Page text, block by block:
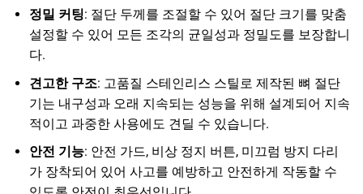
정밀 커팅: 절단 두께를 조절할 수 있어 절단 크기를 맞춤
설정할 수 있어 모든 조각의 균일성과 정밀도를 보장합니
다.
견고한 구조: 고품질 스테인리스 스틸로 제작된 뼈 절단
기는 내구성과 오래 지속되는 성능을 위해 설계되어 지속
적이고 과중한 사용에도 견딜 수 있습니다.
안전 기능: 안전 가드, 비상 정지 버튼, 미끄럼 방지 다리
가 장착되어 있어 사고를 예방하고 안전하게 작동할 수